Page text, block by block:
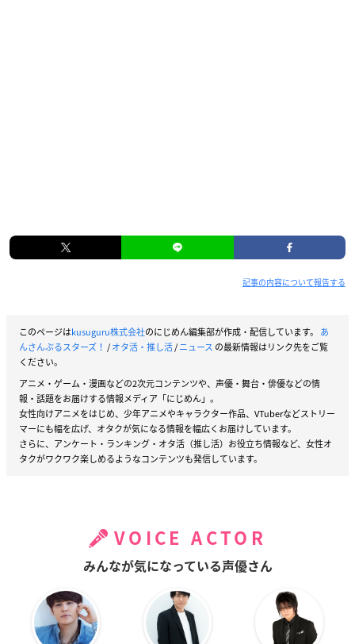
記事の内容について報告する
このページはkusuguru株式会社のにじめん編集部が作成・配信しています。 あ
んさんぶるスターズ！ /オタ活・推し活/ニュース の最新情報はリンク先をご覧
ください。
アニメ・ゲーム・漫画などの2次元コンテンツや、声優・舞台・俳優などの情
報・話題をお届けする情報メディア「にじめん」。
女性向けアニメをはじめ、少年アニメやキャラクター作品、VTuberなどストリー
マーにも幅を広げ、オタクが気になる情報を幅広くお届けしています。
さらに、アンケート・ランキング・オタ活（推し活）お役立ち情報など、女性オ
タクがワクワク楽しめるようなコンテンツも発信しています。
VOICE ACTOR
みんなが気になっている声優さん